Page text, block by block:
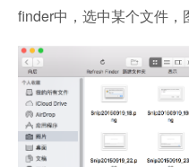
finder中，选中某个文件，